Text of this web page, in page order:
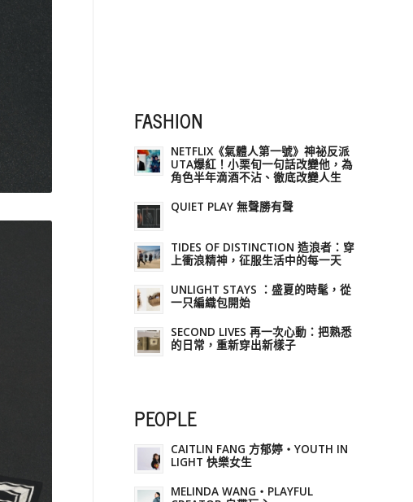
FASHION
NETFLIX《氣體人第一號》神祕反派
UTA爆紅！小栗旬一句話改變他，為
角色半年滴酒不沾、徹底改變人生
QUIET PLAY 無聲勝有聲
TIDES OF DISTINCTION 造浪者：穿
上衝浪精神，征服生活中的每一天
UNLIGHT STAYS ：盛夏的時髦，從
一只編織包開始
SECOND LIVES 再一次心動：把熟悉
的日常，重新穿出新樣子
PEOPLE
CAITLIN FANG 方郁婷・YOUTH IN
LIGHT 快樂女生
MELINDA WANG・PLAYFUL